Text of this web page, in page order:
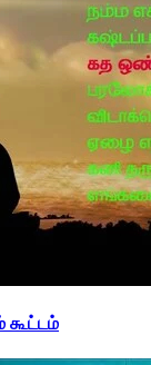
கூட்டம்